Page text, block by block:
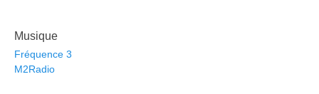
Musique
Fréquence 3
M2Radio